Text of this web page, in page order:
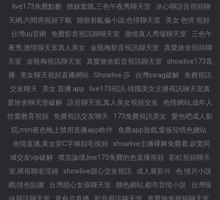
live173免費點數
撩妺套路,三色午夜秀聊天室
冰心聊語音視頻聊
天網,六間房視頻下載
狠狠射亂倫小說,色情聊天室
美女 色情 視頻
台灣uu官網
免費影音視訊聊聊天室 激情真人秀場聊天室
三色午
夜秀,激情聊天室真人美女
金瓶梅影音視訊聊天室
真愛旅舍視頻聊
天室
金瓶梅視訊聊天室 真愛旅舍影音視訊聊天室
showlive173直
播
美女聊天視頻直播網站 Showlive 莎 台灣swag破解
免費視訊
交友聊天
美女 直播 app
live173視訊-韓國美女主播視訊聊天室真
愛旅舍聊天室破解
語音聊天室,真人美女視頻交友
色情網站,成年人
性愛教育視頻
免費視訊交友聊天 173免費視訊美女
愛色吧成人影
院,mm夜色晚上禁用直播app軟件
免費app遊戲,愛薇兒情色總站
色情直播,美女穿C字褲刮毛視頻
showlive主播裸舞免費看,寂寞同
城交友vip破解
傑克論壇,live173免費的色直播視頻
彩虹視頻聊天
室,裸視聊老淫婦
showlive甜心交友視訊 成人展影片
色 情片小說
網,情色貼圖
台灣甜心女孩聊天室 聊色網站,都市言情小說
台灣辣